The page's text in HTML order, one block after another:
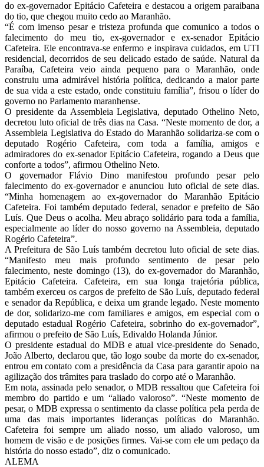
do ex-governador Epitácio Cafeteira e destacou a origem paraibana
do tio, que chegou muito cedo ao Maranhão.
“É com imenso pesar e tristeza profunda que comunico a todos o
falecimento do meu tio, ex-governador e ex-senador Epitácio
Cafeteira. Ele encontrava-se enfermo e inspirava cuidados, em UTI
residencial, decorridos de seu delicado estado de saúde. Natural da
Paraíba, Cafeteira veio ainda pequeno para o Maranhão, onde
construiu uma admirável história política, dedicando a maior parte
de sua vida a este estado, onde constituiu família”, frisou o líder do
governo no Parlamento maranhense.
O presidente da Assembleia Legislativa, deputado Othelino Neto,
decretou luto oficial de três dias na Casa. “Neste momento de dor, a
Assembleia Legislativa do Estado do Maranhão solidariza-se com o
deputado Rogério Cafeteira, com toda a família, amigos e
admiradores do ex-senador Epitácio Cafeteira, rogando a Deus que
conforte a todos”, afirmou Othelino Neto.
O governador Flávio Dino manifestou profundo pesar pelo
falecimento do ex-governador e anunciou luto oficial de sete dias.
“Minha homenagem ao ex-governador do Maranhão Epitácio
Cafeteira. Foi também deputado federal, senador e prefeito de São
Luís. Que Deus o acolha. Meu abraço solidário para toda a família,
especialmente ao líder do nosso governo na Assembleia, deputado
Rogério Cafeteira”.
A Prefeitura de São Luís também decretou luto oficial de sete dias.
“Manifesto meu mais profundo sentimento de pesar pelo
falecimento, neste domingo (13), do ex-governador do Maranhão,
Epitácio Cafeteira. Cafeteira, em sua longa trajetória pública,
também exerceu os cargos de prefeito de São Luís, deputado federal
e senador da República, e deixa um grande legado. Neste momento
de dor, solidarizo-me com familiares e amigos, em especial com o
deputado estadual Rogério Cafeteira, sobrinho do ex-governador”,
afirmou o prefeito de São Luís, Edivaldo Holanda Júnior.
O presidente estadual do MDB e atual vice-presidente do Senado,
João Alberto, declarou que, tão logo soube da morte do ex-senador,
entrou em contato com a presidência da Casa para garantir apoio na
agilização dos trâmites para traslado do corpo até o Maranhão.
Em nota, assinada pelo senador, o MDB ressaltou que Cafeteira foi
membro do partido e um “aliado valoroso”. “Neste momento de
pesar, o MDB expressa o sentimento da classe política pela perda de
uma das mais importantes lideranças políticas do Maranhão.
Cafeteira foi sempre um aliado nosso, um aliado valoroso, um
homem de visão e de posições firmes. Vai-se com ele um pedaço da
história do nosso estado”, diz o comunicado.
ALEMA